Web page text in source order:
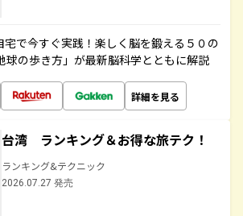
宅で今すぐ実践！楽しく脳を鍛える５０の
球の歩き方」が最新脳科学とともに解説
詳細を見る
台湾 ランキング＆お得な旅テク！
ランキング&テクニック
2026.07.27 発売